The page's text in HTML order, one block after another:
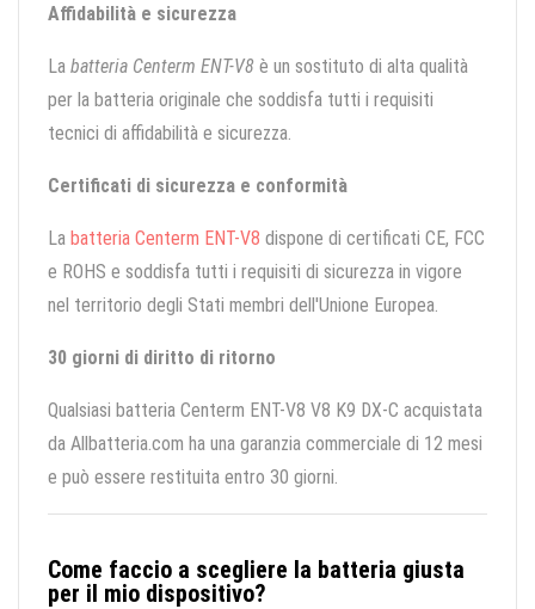
Affidabilità e sicurezza
La batteria Centerm ENT-V8 è un sostituto di alta qualità
per la batteria originale che soddisfa tutti i requisiti
tecnici di affidabilità e sicurezza.
Certificati di sicurezza e conformità
La batteria Centerm ENT-V8 dispone di certificati CE, FCC
e ROHS e soddisfa tutti i requisiti di sicurezza in vigore
nel territorio degli Stati membri dell'Unione Europea.
30 giorni di diritto di ritorno
Qualsiasi batteria Centerm ENT-V8 V8 K9 DX-C acquistata
da Allbatteria.com ha una garanzia commerciale di 12 mesi
e può essere restituita entro 30 giorni.
Come faccio a scegliere la batteria giusta
per il mio dispositivo?